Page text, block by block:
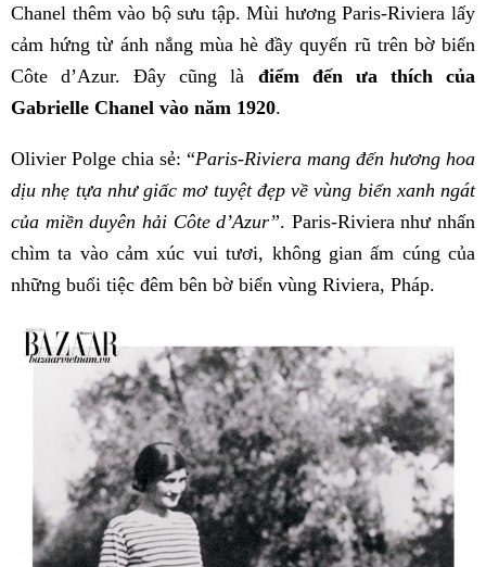
Chanel thêm vào bộ sưu tập. Mùi hương Paris-Riviera lấy
cảm hứng từ ánh nắng mùa hè đầy quyến rũ trên bờ biển
Côte d’Azur. Đây cũng là điểm đến ưa thích của
Gabrielle Chanel vào năm 1920.
Olivier Polge chia sẻ: “Paris-Riviera mang đến hương hoa
dịu nhẹ tựa như giấc mơ tuyệt đẹp về vùng biển xanh ngát
của miền duyên hải Côte d’Azur”. Paris-Riviera như nhấn
chìm ta vào cảm xúc vui tươi, không gian ấm cúng của
những buổi tiệc đêm bên bờ biển vùng Riviera, Pháp.